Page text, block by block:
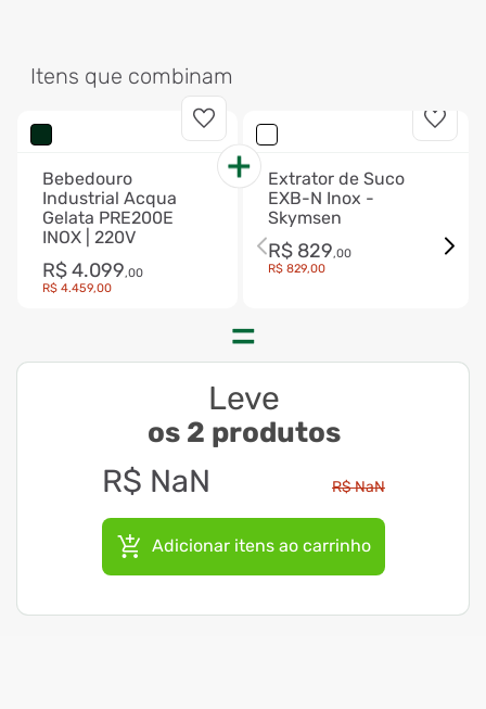
Itens que combinam
Bebedouro
Industrial Acqua
Gelata PRE200E
INOX | 220V
R$4.099,00
R$ 4.459,00
Extrator de Suco
EXB-N Inox -
Skymsen
R$ 829,00
R$ 829,00
Leve
os 2 produtos
R$ NaN R$NaN
Adicionar itens ao carrinho